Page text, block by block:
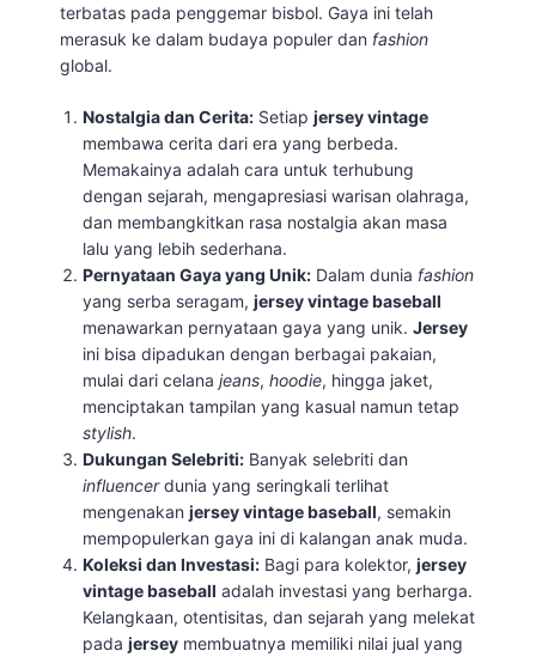
terbatas pada penggemar bisbol. Gaya ini telah
merasuk ke dalam budaya populer dan fashion
global.
Nostalgia dan Cerita: Setiapjersey vintage
membawa cerita dari era yang berbeda.
Memakainya adalah cara untuk terhubung
dengan sejarah, mengapresiasi warisan olahraga,
dan membangkitkan rasa nostalgia akan masa
lalu yang lebih sederhana.
Pernyataan Gaya yang Unik: Dalam dunia fashion
yang serba seragam,jersey vintage baseball
menawarkan pernyataan gaya yang unik.Jersey
ini bisa dipadukan dengan berbagai pakaian,
mulai dari celanajeans,hoodie, hingga jaket,
menciptakan tampilan yang kasual namun tetap
stylish.
Dukungan Selebriti: Banyak selebriti dan
influencerdunia yang seringkali terlihat
mengenakanjersey vintage baseball, semakin
mempopulerkan gaya ini di kalangan anak muda.
Koleksi dan Investasi: Bagi para kolektor,jersey
vintage baseball adalah investasi yang berharga.
Kelangkaan, otentisitas, dan sejarah yang melekat
padajersey membuatnya memiliki nilai jual yang